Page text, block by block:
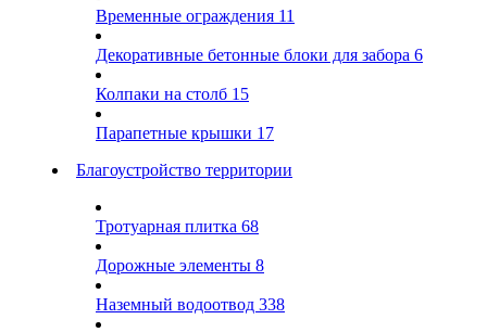
Временные ограждения 11
Декоративные бетонные блоки для забора 6
Колпаки на столб 15
Парапетные крышки 17
Благоустройство территории
Тротуарная плитка 68
Дорожные элементы 8
Наземный водоотвод 338